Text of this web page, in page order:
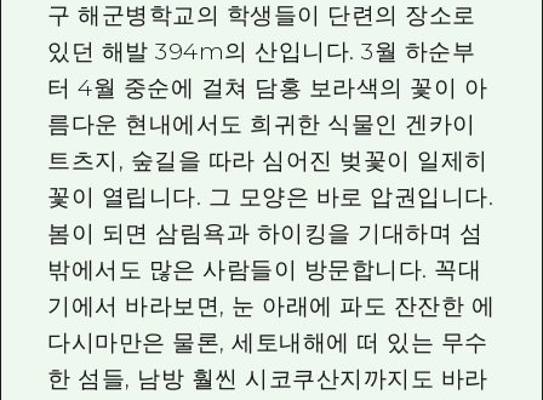
구 해군병학교의 학생들이 단련의 장소로
있던 해발 394m의 산입니다. 3월 하순부
터 4월 중순에 걸쳐 담홍 보라색의 꽃이 아
름다운 현내에서도 희귀한 식물인 겐카이
트츠지, 숲길을 따라 심어진 벚꽃이 일제히
꽃이 열립니다. 그 모양은 바로 압권입니다.
봄이 되면 삼림욕과 하이킹을 기대하며 섬
밖에서도 많은 사람들이 방문합니다. 꼭대
기에서 바라보면, 눈 아래에 파도 잔잔한 에
다시마만은 물론, 세토내해에 떠 있는 무수
한 섬들, 남방 훨씬 시코쿠산지까지도 바라